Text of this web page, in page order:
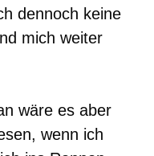
dennoch keine
mich weiter
wäre es aber
wenn ich